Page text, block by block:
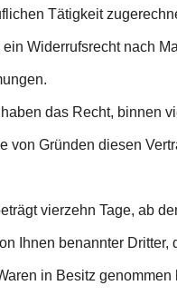
Tätigkeit
Widerrufsrecht nach
das Recht, binnen
von Gründen diesen
vierzehn Tage, ab
Ihnen benannter Dritter,
in Besitz genommen